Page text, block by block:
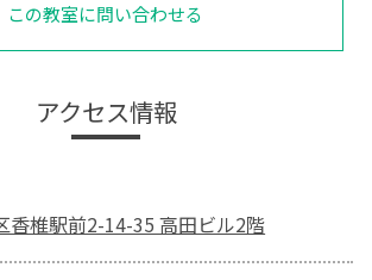
この教室に問い合わせる
アクセス情報
香椎駅前2-14-35 高田ビル2階